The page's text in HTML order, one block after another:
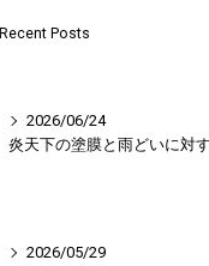
Recent Posts
2026/06/24
炎天下の塗膜と雨どいに対
2026/05/29